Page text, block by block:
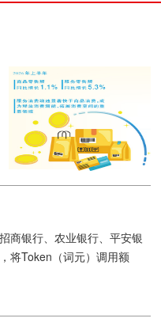
商银行、农业银行、平安银
将Token（词元）调用额